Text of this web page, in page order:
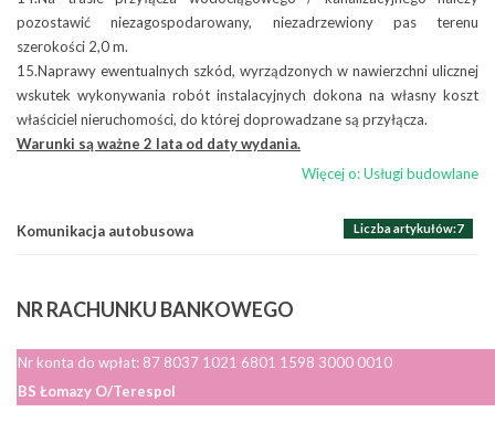
Więcej o: Dla klientów indywidualnych
Zamawianie usług
ZLECENIE NA PRZEWÓZ OSÓB – WYNAJEM AUTOBUSU
Więcej o: Zamawianie usług
Składowiska i PSZOK Liczba artykułów:1
Akcje ekologiczne Liczba artykułów:3
Raporty
pozostawić niezagospodarowany, niezadrzewiony pas terenu
szerokości 2,0 m.
15.Naprawy ewentualnych szkód, wyrządzonych w nawierzchni ulicznej
wskutek wykonywania robót instalacyjnych dokona na własny koszt
właściciel nieruchomości, do której doprowadzane są przyłącza.
Warunki są ważne 2 lata od daty wydania.
Więcej o: Usługi budowlane
Komunikacja autobusowa Liczba artykułów:7
NRRACHUNKU BANKOWEGO
Nr konta do wpłat: 87 8037 1021 6801 1598 3000 0010
BS Łomazy O/Terespol